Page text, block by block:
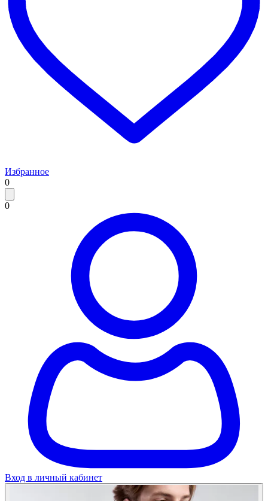
Избранное
0
0
Вход в личный кабинет